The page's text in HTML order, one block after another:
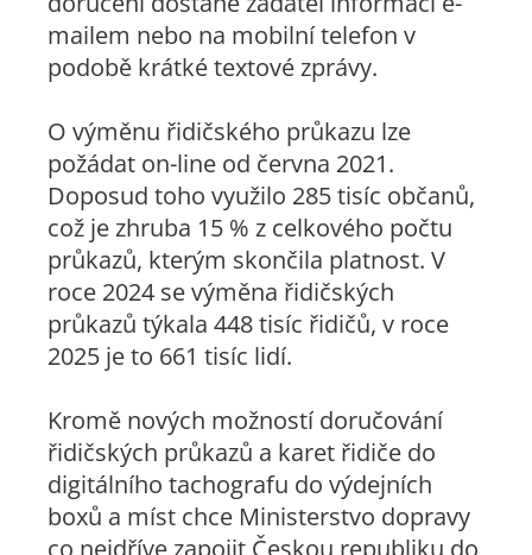
mailem nebo na mobilní telefon v
podobě krátké textové zprávy.
O výměnu řidičského průkazu lze
požádat on-line od června 2021.
Doposud toho využilo 285 tisíc občanů,
což je zhruba 15 % z celkového počtu
průkazů, kterým skončila platnost. V
roce 2024 se výměna řidičských
průkazů týkala 448 tisíc řidičů, v roce
2025 je to 661 tisíc lidí.
Kromě nových možností doručování
řidičských průkazů a karet řidiče do
digitálního tachografu do výdejních
boxů a míst chce Ministerstvo dopravy
co nejdříve zapojit Českou republiku do